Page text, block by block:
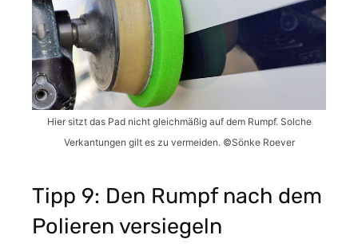
Hier sitzt das Pad nicht gleichmäßig auf dem Rumpf. Solche
Verkantungen gilt es zu vermeiden. ©Sönke Roever
Tipp 9: Den Rumpf nach dem
Polieren versiegeln